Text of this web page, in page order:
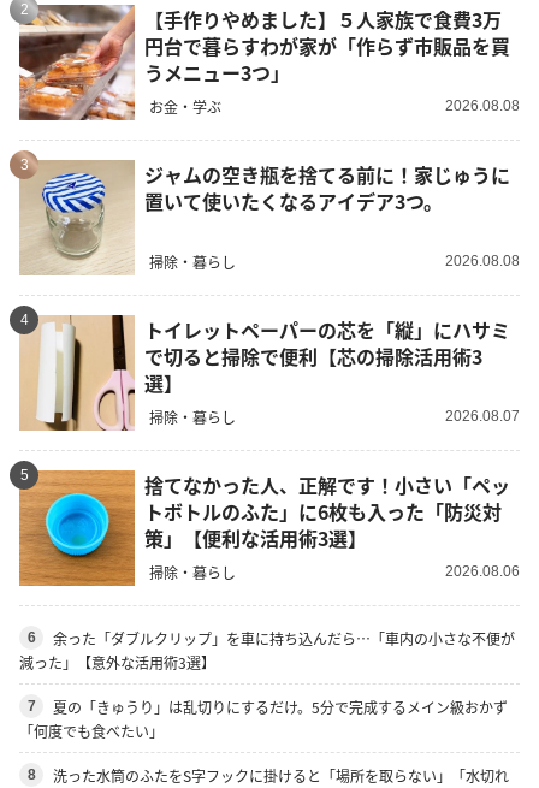
2
【手作りやめました】５人家族で食費3万
円台で暮らすわが家が「作らず市販品を買
うメニュー3つ」
お金・学ぶ 2026.08.08
3
ジャムの空き瓶を捨てる前に！家じゅうに
置いて使いたくなるアイデア3つ。
掃除・暮らし 2026.08.08
4
トイレットペーパーの芯を「縦」にハサミ
で切ると掃除で便利【芯の掃除活用術3
選】
掃除・暮らし 2026.08.07
5
捨てなかった人、正解です！小さい「ペッ
トボトルのふた」に6枚も入った「防災対
策」【便利な活用術3選】
掃除・暮らし 2026.08.06
6
余った「ダブルクリップ」を車に持ち込んだら…「車内の小さな不便が
減った」【意外な活用術3選】
7
夏の「きゅうり」は乱切りにするだけ。5分で完成するメイン級おかず
「何度でも食べたい」
8
洗った水筒のふたをS字フックに掛けると「場所を取らない」「水切れ